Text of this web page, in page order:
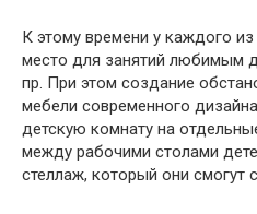
К этому времени у каждого
место для занятий любимым
пр. При этом создание
мебели современного
детскую комнату на
между рабочими столами
стеллаж, который они смогут